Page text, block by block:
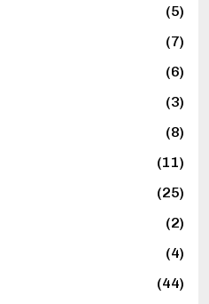
(5)
(7)
(6)
(3)
(8)
(11)
(25)
(2)
(4)
(44)